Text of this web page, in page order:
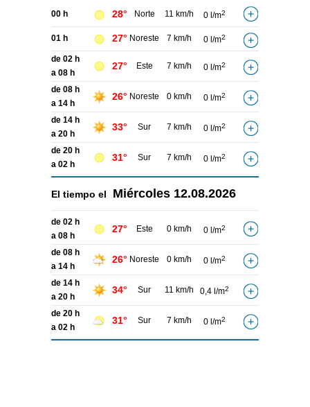
00 h 28° Norte 11 km/h 0 l/m2
01 h 27° Noreste 7 km/h 0 l/m2
de 02 h
a 08 h
27° Este 7 km/h 0 l/m2
de 08 h
a 14 h
26° Noreste 0 km/h 0 l/m2
de 14 h
a 20 h
33° Sur 7 km/h 0 l/m2
de 20 h
a 02 h
31° Sur 7 km/h 0 l/m2
El tiempo el Miércoles 12.08.2026
de 02 h
a 08 h
27° Este 0 km/h 0 l/m2
de 08 h
a 14 h
26° Noreste 0 km/h 0 l/m2
de 14 h
a 20 h
34° Sur 11 km/h 0,4 l/m2
de 20 h
a 02 h
31° Sur 7 km/h 0 l/m2